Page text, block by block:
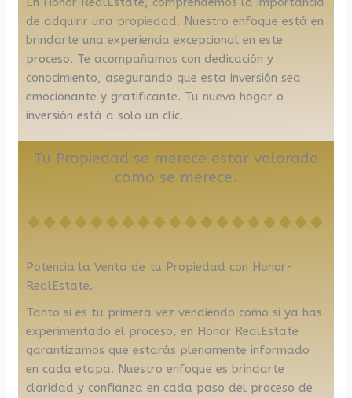
de adquirir una propiedad. Nuestro enfoque está en
brindarte una experiencia excepcional en este
proceso. Te acompañamos con dedicación y
conocimiento, asegurando que esta inversión sea
emocionante y gratificante. Tu nuevo hogar o
inversión está a solo un clic.
Tu Propiedad se merece estar valorada
como se merece.
Potencia la Venta de tu Propiedad con Honor-
RealEstate.
Tanto si es tu primera vez vendiendo como si ya has
experimentado el proceso, en Honor RealEstate
garantizamos que estarás plenamente informado
en cada etapa. Nuestro enfoque es brindarte
claridad y confianza en cada paso del proceso de